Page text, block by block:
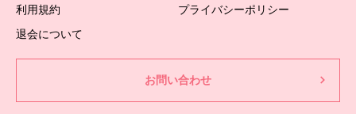
利用規約
プライバシーポリシー
退会について
お問い合わせ